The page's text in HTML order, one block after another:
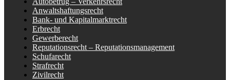
Anwaltshaftungsrecht
Bank- und Kapitalmarktrecht
Erbrecht
Gewerberecht
Reputationsrecht – Reputationsmanagement
Schufarecht
Strafrecht
Zivilrecht